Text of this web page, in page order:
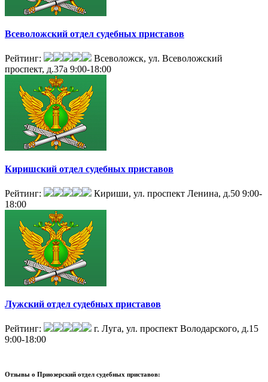
Всеволожский отдел судебных приставов
Рейтинг:
Всеволожск, ул. Всеволожский
проспект, д.37а 9:00-18:00
Киришский отдел судебных приставов
Рейтинг: Кириши, ул. проспект Ленина, д.50 9:00-
18:00
Лужский отдел судебных приставов
Рейтинг:
г. Луга, ул. проспект Володарского, д.15
9:00-18:00
Отзывы о Приозерский отдел судебных приставов: